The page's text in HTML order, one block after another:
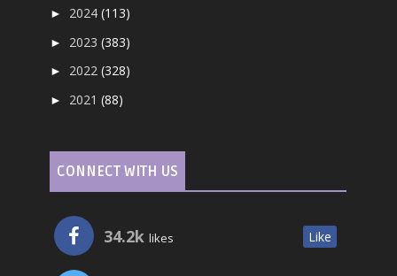
► 2024(113)
► 2023(383)
► 2022(328)
► 2021(88)
CONNECT WITH US
34.2k likes Like